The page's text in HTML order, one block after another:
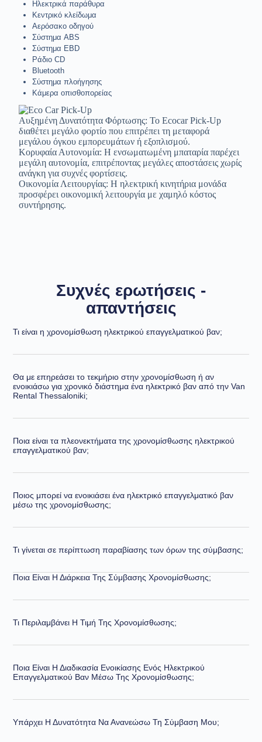
Ηλεκτρικά παράθυρα
Κεντρικό κλείδωμα
Αερόσακο οδηγού
Σύστημα ABS
Σύστημα EBD
Ράδιο CD
Bluetooth
Σύστημα πλοήγησης
Κάμερα οπισθοπορείας
Αυξημένη Δυνατότητα Φόρτωσης: Το Ecocar Pick-Up
διαθέτει μεγάλο φορτίο που επιτρέπει τη μεταφορά
μεγάλου όγκου εμπορευμάτων ή εξοπλισμού.
Κορυφαία Αυτονομία: Η ενσωματωμένη μπαταρία παρέχει
μεγάλη αυτονομία, επιτρέποντας μεγάλες αποστάσεις χωρίς
ανάγκη για συχνές φορτίσεις.
Οικονομία Λειτουργίας: Η ηλεκτρική κινητήρια μονάδα
προσφέρει οικονομική λειτουργία με χαμηλό κόστος
συντήρησης.
Συχνές ερωτήσεις -
απαντήσεις
Τι είναι η χρονομίσθωση ηλεκτρικού επαγγελματικού βαν;
Θα με επηρεάσει το τεκμήριο στην χρονομίσθωση ή αν
ενοικιάσω για χρονικό διάστημα ένα ηλεκτρικό βαν από την Van
Rental Thessaloniki;
Ποια είναι τα πλεονεκτήματα της χρονομίσθωσης ηλεκτρικού
επαγγελματικού βαν;
Ποιος μπορεί να ενοικιάσει ένα ηλεκτρικό επαγγελματικό βαν
μέσω της χρονομίσθωσης;
Τι γίνεται σε περίπτωση παραβίασης των όρων της σύμβασης;
Ποια Είναι Η Διάρκεια Της Σύμβασης Χρονομίσθωσης;
Τι Περιλαμβάνει Η Τιμή Της Χρονομίσθωσης;
Ποια Είναι Η Διαδικασία Ενοικίασης Ενός Ηλεκτρικού
Επαγγελματικού Βαν Μέσω Της Χρονομίσθωσης;
Υπάρχει Η Δυνατότητα Να Ανανεώσω Τη Σύμβαση Μου;